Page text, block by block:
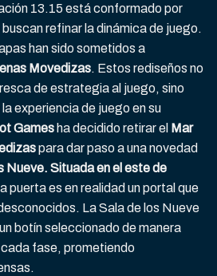
13.15 está conformado por
refinar la dinámica de juego.
han sido sometidos a
Movedizas. Estos rediseños no
de estrategia al juego, sino
experiencia de juego en su
Games ha decidido retirar el Mar
para dar paso a una novedad
Nueve. Situada en el este de
puerta es en realidad un portal que
La Sala de los Nueve
botín seleccionado de manera
fase, prometiendo